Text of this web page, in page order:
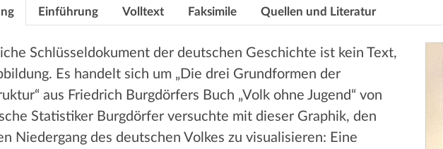
Einführung Volltext Faksimile Quellen und Literatur
Schlüsseldokument der deutschen Geschichte ist kein Text,
Es handelt sich um „Die drei Grundformen der
aus Friedrich Burgdörfers Buch „Volk ohne Jugend“ von
Statistiker Burgdörfer versuchte mit dieser Graphik, den
Niedergang des deutschen Volkes zu visualisieren: Eine